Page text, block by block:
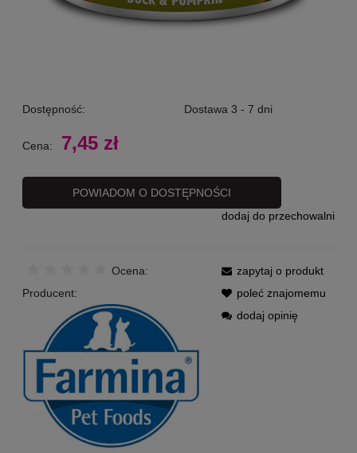
Dostępność: Dostawa 3 - 7 dni
Cena: 7,45 zł
POWIADOM O DOSTĘPNOŚCI
dodaj do przechowalni
Ocena:
Producent:
zapytaj o produkt
poleć znajomemu
dodaj opinię